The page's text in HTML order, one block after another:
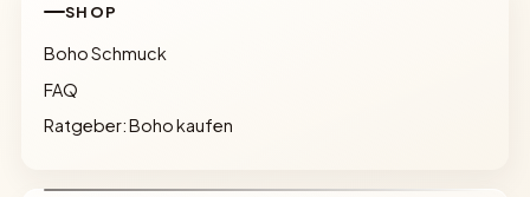
SHOP
Boho Schmuck
FAQ
Ratgeber: Boho kaufen